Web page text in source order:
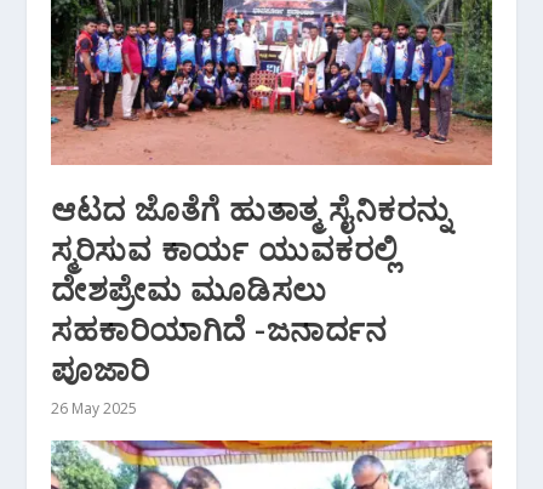
ಆಟದ ಜೊತೆಗೆ ಹುತಾತ್ಮ ಸೈನಿಕರನ್ನು
ಸ್ಮರಿಸುವ ಕಾರ್ಯ ಯುವಕರಲ್ಲಿ
ದೇಶಪ್ರೇಮ ಮೂಡಿಸಲು
ಸಹಕಾರಿಯಾಗಿದೆ -ಜನಾರ್ದನ
ಪೂಜಾರಿ
26 May 2025